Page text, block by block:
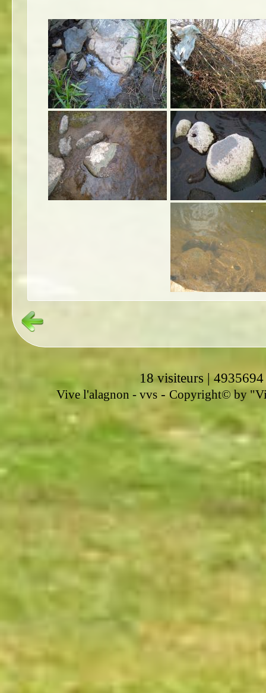
18 visiteurs |
Vive l'alagnon - vvs - Copyright© by